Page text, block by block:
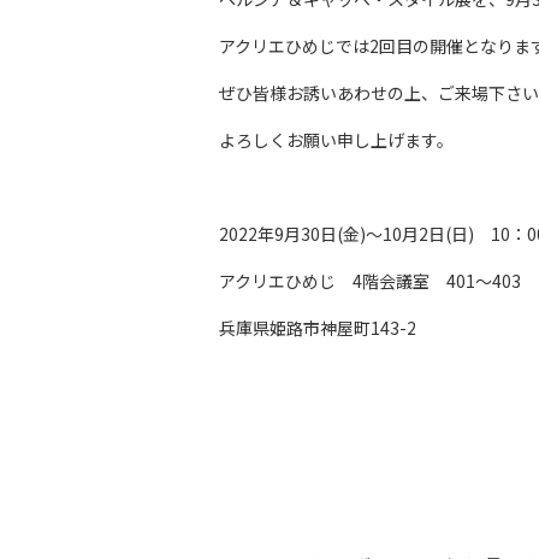
アクリエひめじでは2回目の開催となりま
ぜひ皆様お誘いあわせの上、ご来場下さい
よろしくお願い申し上げます。
2022年9月30日(金)～10月2日(日) 10：
アクリエひめじ 4階会議室 401～403
兵庫県姫路市神屋町143-2